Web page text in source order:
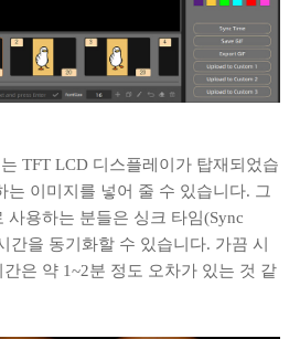
TFT LCD 디스플레이가 탑재되었습
는 이미지를 넣어 줄 수 있습니다. 그
사용하는 분들은 싱크 타임(Sync
간을 동기화할 수 있습니다. 가끔 시
은 약 1~2분 정도 오차가 있는 것 같